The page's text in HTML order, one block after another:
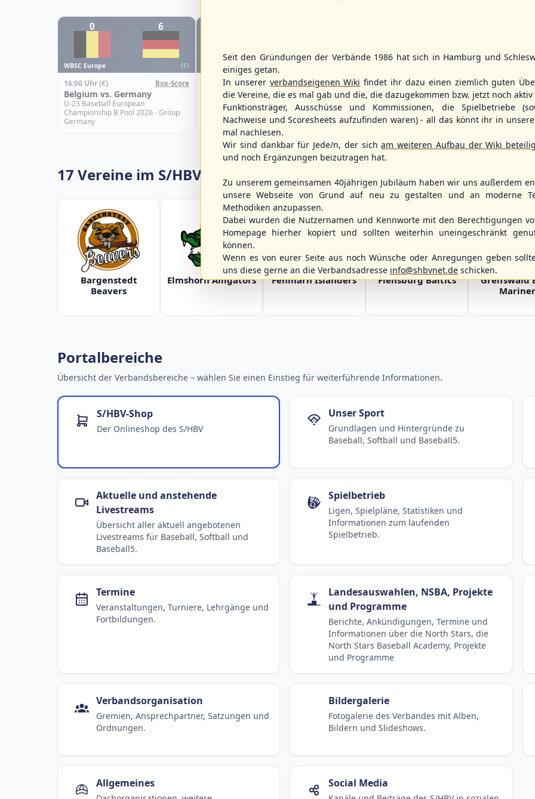
0 6
WBSC Europe (F)
16:00 Uhr(€) Box-Score
Belgium vs. Germany
U-23 Baseball European
Championship B Pool 2026 - Group
Germany
WBSC Europe
15:00 Uhr(€) Box-Score
Slovakia vs. Spain
U-23 Baseball European
Championship B Pool 2026 - Group
12:00 Uhr(€) Box-Score
Poland vs. Sweden
U-23 Baseball European
Championship B Pool 2026 - Group
Germany
WBSC Europe
11:30 Uhr(€)
Switzerland
U-23 Baseball
Championship B
Spain
17 Vereine im S/HBV
Bargenstedt
Beavers
Elmshorn Alligators Fehmarn Islanders Flensburg Baltics
Greifswald
Portalbereiche
Übersicht der Verbandsbereiche – wählen Sie einen Einstieg für weiterführende Informationen.
S/HBV-Shop
Der Onlineshop des S/HBV
Unser Sport
Grundlagen und Hintergründe zu
Baseball, Softball und Baseball5.
Aktuelle und anstehende
Livestreams
Übersicht aller aktuell angebotenen
Livestreams für Baseball, Softball und
Baseball5.
Spielbetrieb
Ligen, Spielpläne, Statistiken und
Informationen zum laufenden
Spielbetrieb.
Termine
Veranstaltungen, Turniere, Lehrgänge und
Fortbildungen.
Landesauswahlen, NSBA, Projekte
und Programme
Berichte, Ankündigungen, Termine und
Informationen über die North Stars, die
North Stars Baseball Academy, Projekte
und Programme
Verbandsorganisation
Gremien, Ansprechpartner, Satzungen und
Ordnungen.
Bildergalerie
Fotogalerie des Verbandes mit Alben,
Bildern und Slideshows.
Allgemeines Social Media
Seit den Gründungen der Verbände 1986 hat sich in Hamburg und
einiges getan.
In unserer verbandseigenen Wiki findet ihr dazu einen ziemlich guten
die Vereine, die es mal gab und die, die dazugekommen bzw. jetzt noch aktiv
Funktionsträger, Ausschüsse und Kommissionen, die Spielbetriebe
Nachweise und Scoresheets aufzufinden waren) - all das könnt ihr in
mal nachlesen.
Wir sind dankbar für Jede/n, der sicham weiteren Aufbau der Wiki
und noch Ergänzungen beizutragen hat.
Zu unserem gemeinsamen 40jährigen Jubiläum haben wir uns außerdem
unsere Webseite von Grund auf neu zu gestalten und an moderne
Methodiken anzupassen.
Dabei wurden die Nutzernamen und Kennworte mit den Berechtigungen
Homepage hierher kopiert und sollten weiterhin uneingeschränkt
können.
Wenn es von eurer Seite aus noch Wünsche oder Anregungen geben
uns diese gerne an die Verbandsadresse info@shbvnet.de schicken.